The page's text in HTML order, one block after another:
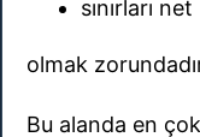
sınırları net
olmak
Bu alanda en